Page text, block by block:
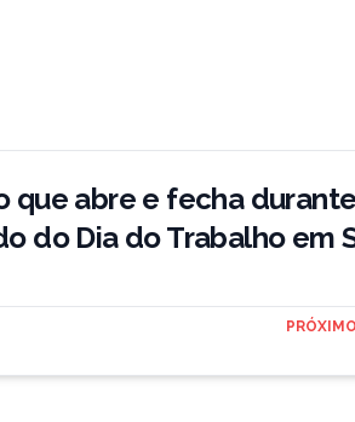
que abre e fecha
do Dia do Trabalho em